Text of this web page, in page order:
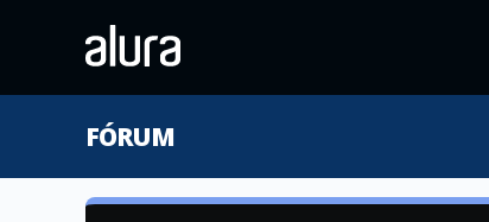
FÓRUM